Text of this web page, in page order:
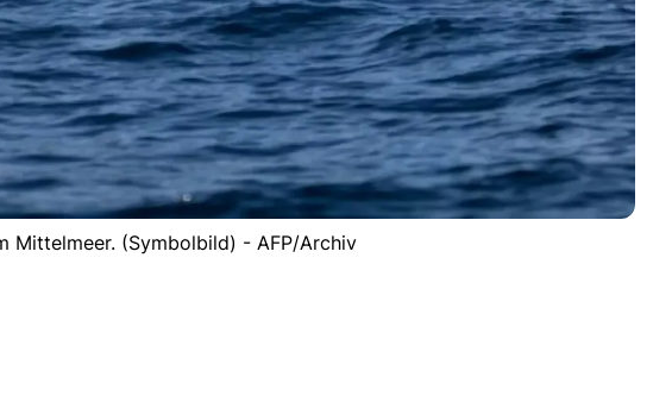
Mittelmeer. (Symbolbild) - AFP/Archiv